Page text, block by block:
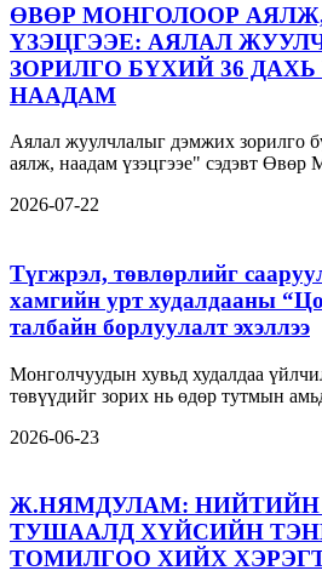
ӨВӨР МОНГОЛООР
ҮЗЭЦГЭЭЕ: АЯЛАЛ
ЗОРИЛГО БҮХИЙ 36
НААДАМ
Аялал жуулчлалыг дэмжих зорилго
аялж, наадам үзэцгээе" сэдэвт
2026-07-22
Түгжрэл, төвлөрлийг
хамгийн урт худалдааны
талбайн борлуулалт эхэллээ
Монголчуудын хувьд худалдаа
төвүүдийг зорих нь өдөр тутмын
2026-06-23
Ж.НЯМДУЛАМ: НИЙТИЙН
ТУШААЛД ХҮЙСИЙН
ТОМИЛГОО ХИЙХ